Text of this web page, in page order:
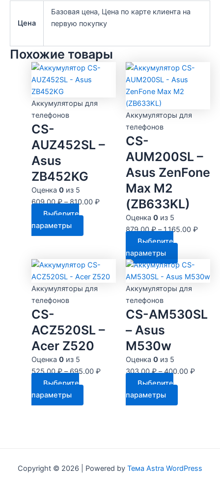
Цена
Базовая цена, Цена по карте клиента на
первую покупку
Похожие товары
Аккумуляторы для
телефонов
CS-
AUZ452SL –
Asus
ZB452KG
Оценка 0из 5
609.00₽–810.00 ₽
Выберите
параметры
товар
несколько
вариаций.
странице
товара.
Аккумуляторы для
телефонов
CS-
AUM200SL –
Asus ZenFone
Max M2
(ZB633KL)
Оценка 0из 5
879.00₽–1,165.00 ₽
Выберите
параметры
товар
имеет
несколько
Опции
товара.
Аккумуляторы для
телефонов
CS-
ACZ520SL –
Acer Z520
Оценка 0из 5
525.00₽–695.00 ₽
Выберите
параметры
товар
можно
Аккумуляторы для
телефонов
CS-AM530SL
– Asus
M530w
Оценка 0из 5
303.00₽–400.00 ₽
Выберите
параметры
товар
можно
Copyright © 2026 | Powered by Тема Astra WordPress